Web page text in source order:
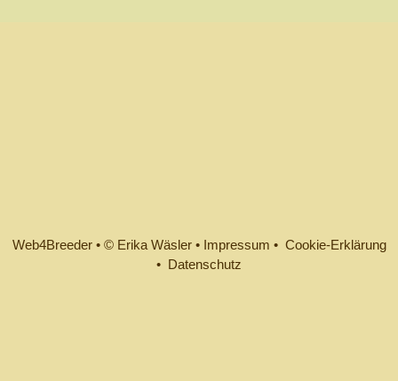
Web4Breeder• © Erika Wäsler• Impressum • Cookie-Erklärung
• Datenschutz